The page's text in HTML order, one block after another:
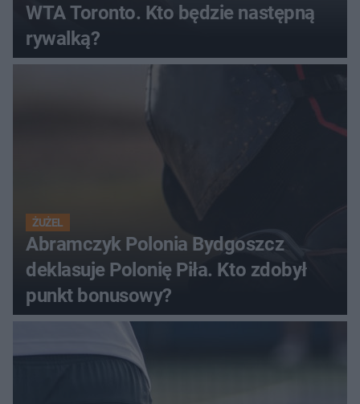
WTA Toronto. Kto będzie następną
rywalką?
ŻUŻEL
Abramczyk Polonia Bydgoszcz
deklasuje Polonię Piła. Kto zdobył
punkt bonusowy?